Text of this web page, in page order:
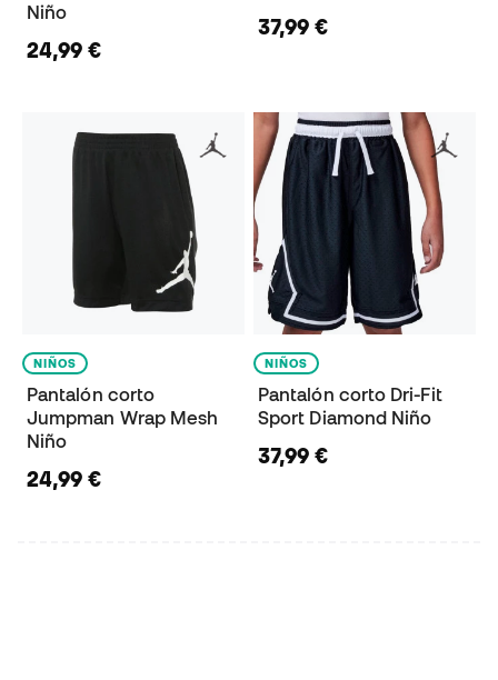
Niño
24,99 €
37,99 €
NIÑOS
Pantalón corto
Jumpman Wrap Mesh
Niño
24,99 €
NIÑOS
Pantalón corto Dri-Fit
Sport Diamond Niño
37,99 €